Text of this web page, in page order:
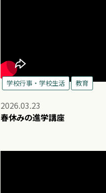
学校行事・学校生活 教育
2026.03.23
春休みの進学講座